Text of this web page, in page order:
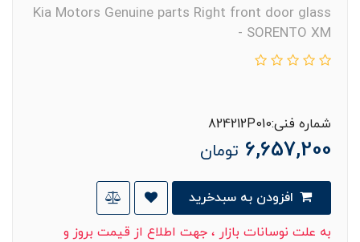
Kia Motors Genuine parts Right front door glass
- SORENTO XM
شماره فنی:824212P010
6,657,200 تومان
به علت نوسانات بازار ، جهت اطلاع از قیمت بروز و